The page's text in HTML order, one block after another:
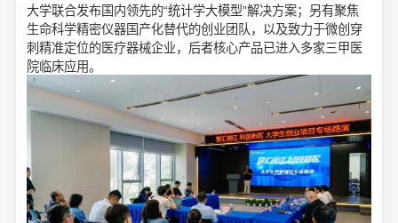
大学联合发布国内领先的“统计学大模型”解决方案；另有聚焦
生命科学精密仪器国产化替代的创业团队，以及致力于微创穿
刺精准定位的医疗器械企业，后者核心产品已进入多家三甲医
院临床应用。